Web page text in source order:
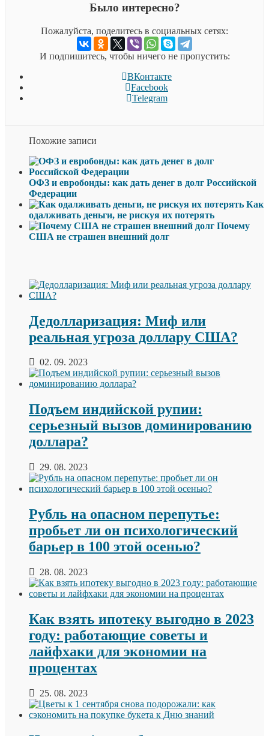
Было интересно?
Пожалуйста, поделитесь в социальных сетях:
И подпишитесь, чтобы ничего не пропустить:
ВКонтакте
Facebook
Telegram
Похожие записи
ОФЗ и евробонды: как дать денег в долг Российской
Федерации
Как
одалживать деньги, не рискуя их потерять
Почему
США не страшен внешний долг
Дедолларизация: Миф или
реальная угроза доллару США?
02. 09. 2023
Подъем индийской рупии:
серьезный вызов доминированию
доллара?
29. 08. 2023
Рубль на опасном перепутье:
пробьет ли он психологический
барьер в 100 этой осенью?
28. 08. 2023
Как взять ипотеку выгодно в 2023
году: работающие советы и
лайфхаки для экономии на
процентах
25. 08. 2023